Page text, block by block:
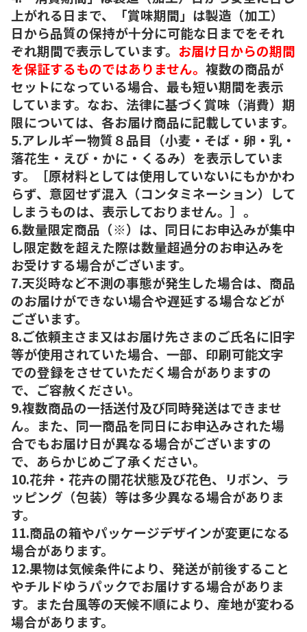
上がれる日まで、「賞味期間」は製造（加工）
日から品質の保持が十分に可能な日までをそれ
ぞれ期間で表示しています。 お届け日からの期間
を保証するものではありません。 複数の商品が
セットになっている場合、最も短い期間を表示
しています。なお、法律に基づく賞味（消費）期
限については、各お届け商品に記載しています。
5.アレルギー物質８品目（小麦・そば・卵・乳・
落花生・えび・かに・くるみ）を表示していま
す。［原材料としては使用していないにもかかわ
らず、意図せず混入（コンタミネーション）して
しまうものは、表示しておりません。］。
6.数量限定商品（※）は、同日にお申込みが集中
し限定数を超えた際は数量超過分のお申込みを
お受けする場合がございます。
7.天災時など不測の事態が発生した場合は、商品
のお届けができない場合や遅延する場合などが
ございます。
8.ご依頼主さま又はお届け先さまのご氏名に旧字
等が使用されていた場合、一部、印刷可能文字
での登録をさせていただく場合がありますの
で、ご容赦ください。
9.複数商品の一括送付及び同時発送はできませ
ん。また、同一商品を同日にお申込みされた場
合でもお届け日が異なる場合がございますの
で、あらかじめご了承ください。
10.花弁・花卉の開花状態及び花色、リボン、ラ
ッピング（包装）等は多少異なる場合がありま
す。
11.商品の箱やパッケージデザインが変更になる
場合があります。
12.果物は気候条件により、発送が前後すること
やチルドゆうパックでお届けする場合がありま
す。また台風等の天候不順により、産地が変わる
場合があります。